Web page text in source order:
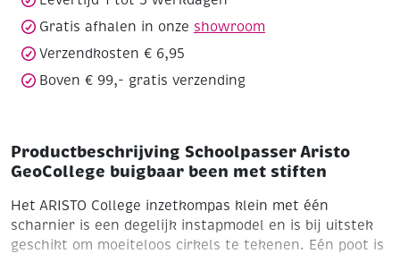
Gratis afhalen in onze showroom
Verzendkosten € 6,95
Boven € 99,- gratis verzending
Productbeschrijving Schoolpasser Aristo
GeoCollege buigbaar been met stiften
Het ARISTO College inzetkompas klein met één
scharnier is een degelijk instapmodel en is bij uitstek
geschikt om moeiteloos cirkels te tekenen. Eén poot is